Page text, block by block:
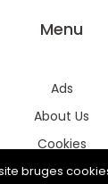
Menu
Ads
About Us
Cookies
Contact
bruges